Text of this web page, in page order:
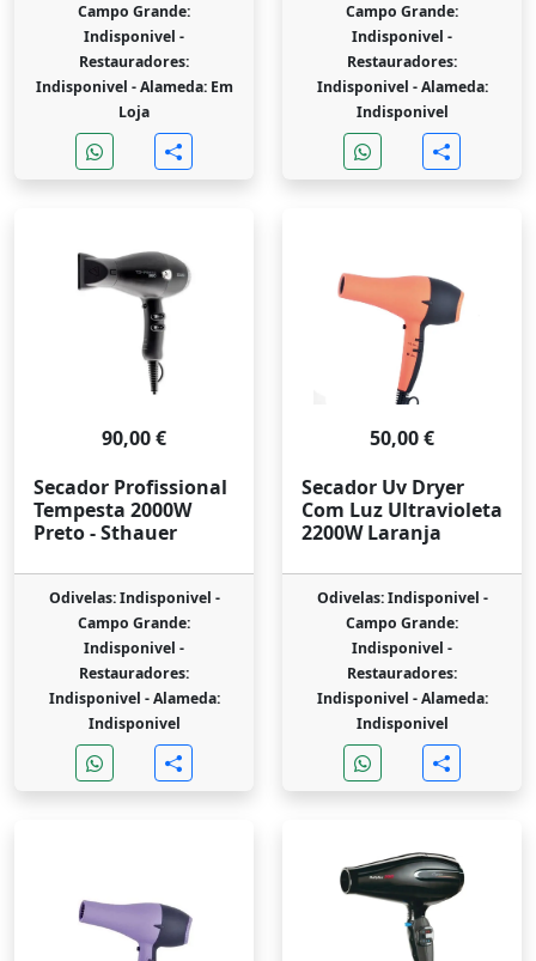
Campo Grande:
Indisponivel -
Restauradores:
Indisponivel -Alameda: Em
Loja
Campo Grande:
Indisponivel -
Restauradores:
Indisponivel -Alameda:
Indisponivel
90,00 €
Secador Profissional
Tempesta 2000W
Preto - Sthauer
Odivelas: Indisponivel -
Campo Grande:
Indisponivel -
Restauradores:
Indisponivel -Alameda:
Indisponivel
50,00 €
Secador Uv Dryer
Com Luz Ultravioleta
2200W Laranja
Odivelas: Indisponivel -
Campo Grande:
Indisponivel -
Restauradores:
Indisponivel -Alameda:
Indisponivel